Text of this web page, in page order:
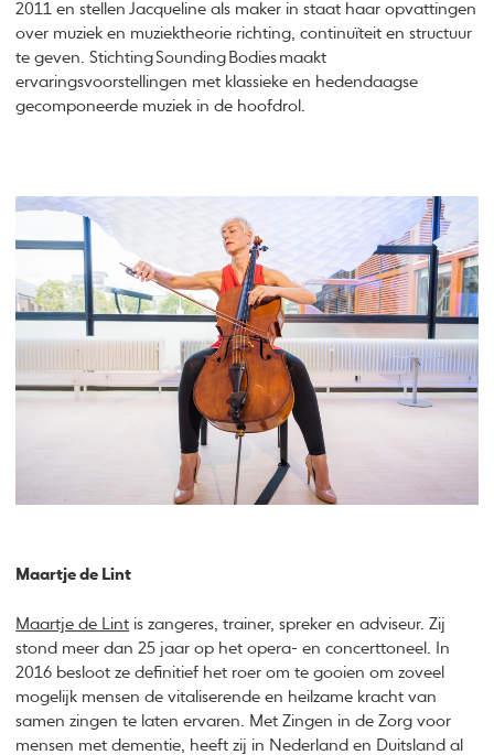
2011 en stellen Jacqueline als maker in staat haar opvattingen
over muziek en muziektheorie richting, continuïteit en structuur
te geven. Stichting Sounding Bodies maakt
ervaringsvoorstellingen met klassieke en hedendaagse
gecomponeerde muziek in de hoofdrol.
Maartje de Lint
Maartje de Lint is zangeres, trainer, spreker en adviseur. Zij
stond meer dan 25 jaar op het opera- en concerttoneel. In
2016 besloot ze definitief het roer om te gooien om zoveel
mogelijk mensen de vitaliserende en heilzame kracht van
samen zingen te laten ervaren. Met Zingen in de Zorg voor
mensen met dementie, heeft zij in Nederland en Duitsland al